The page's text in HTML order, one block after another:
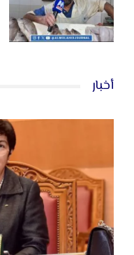
أخبار